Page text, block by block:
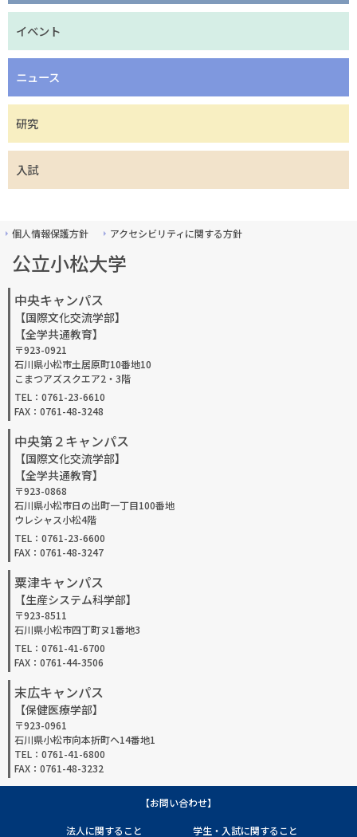
イベント
ニュース
研究
入試
個人情報保護方針 アクセシビリティに関する方針
公立小松大学
中央キャンパス
【国際文化交流学部】
【全学共通教育】
〒923-0921
石川県小松市土居原町10番地10
こまつアズスクエア2・3階
TEL：0761-23-6610
FAX：0761-48-3248
中央第２キャンパス
【国際文化交流学部】
【全学共通教育】
〒923-0868
石川県小松市日の出町一丁目100番地
ウレシャス小松4階
TEL：0761-23-6600
FAX：0761-48-3247
粟津キャンパス
【生産システム科学部】
〒923-8511
石川県小松市四丁町ヌ1番地3
TEL：0761-41-6700
FAX：0761-44-3506
末広キャンパス
【保健医療学部】
〒923-0961
石川県小松市向本折町ヘ14番地1
TEL：0761-41-6800
FAX：0761-48-3232
【お問い合わせ】
法人に関すること 学生・入試に関すること